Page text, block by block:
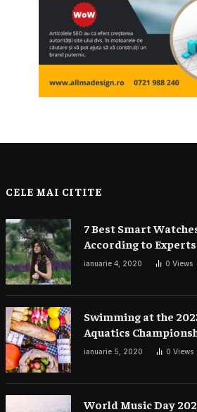
CELE MAI CITITE
7 Best Smart
According to Experts
ianuarie 4, 2020 0Views
Swimming at the
Aquatics
Preview
ianuarie 5, 2020 0Views
World Music Day